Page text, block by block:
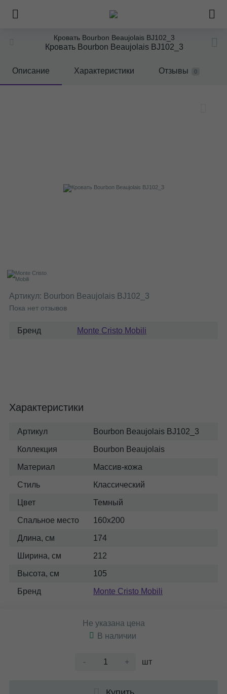
Кровать Bourbon Beaujolais BJ102_3
Кровать Bourbon Beaujolais BJ102_3
Описание Характеристики Отзывы 0
Артикул: Bourbon Beaujolais BJ102_3
Пока нет отзывов
Бренд Monte Cristo Mobili
Характеристики
Артикул Bourbon Beaujolais BJ102_3
Коллекция Bourbon Beaujolais
Материал Массив-кожа
Стиль Классический
Цвет Темный
Спальное место 160x200
Длина, см 174
Ширина, см 212
Высота, см 105
Бренд Monte Cristo Mobili
Не указана цена
В наличии
- + шт